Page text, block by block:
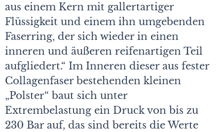
aus einem Kern mit gallertartiger
Flüssigkeit und einem ihn umgebenden
Faserring, der sich wieder in einen
inneren und äußeren reifenartigen Teil
aufgliedert.“ Im Inneren dieser aus fester
Collagenfaser bestehenden kleinen
„Polster“ baut sich unter
Extrembelastung ein Druck von bis zu
230 Bar auf, das sind bereits die Werte